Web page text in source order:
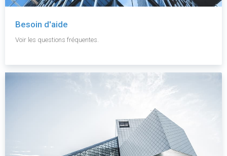
Besoin d'aide
Voir les questions fréquentes.